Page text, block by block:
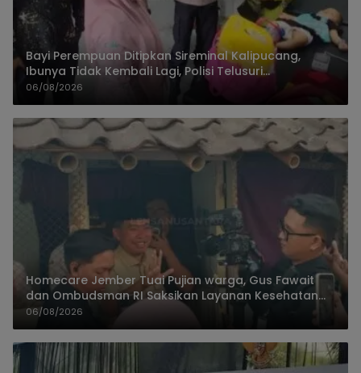
Bayi Perempuan Ditipkan Sireminal Kalipucang,
Ibunya Tidak Kembali Lagi, Polisi Telusuri
Keberadaan Orang Tua
06/08/2026
Homecare Jember Tuai Pujian warga, Gus Fawait
dan Ombudsman RI Saksikan Layanan Kesehatan
Rumah Pasien
06/08/2026